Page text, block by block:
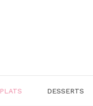
PLATS DESSERTS